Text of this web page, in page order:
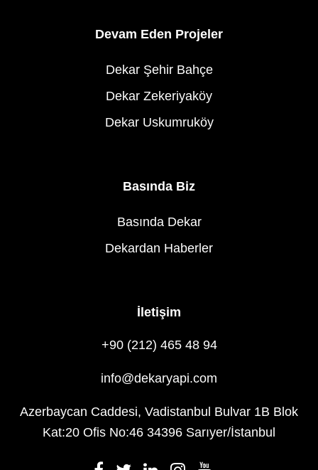
Devam Eden Projeler
Dekar Şehir Bahçe
Dekar Zekeriyaköy
Dekar Uskumruköy
Basında Biz
Basında Dekar
Dekardan Haberler
İletişim
+90 (212) 465 48 94
info@dekaryapi.com
Azerbaycan Caddesi, Vadistanbul Bulvar 1B Blok
Kat:20 Ofis No:46 34396 Sarıyer/İstanbul